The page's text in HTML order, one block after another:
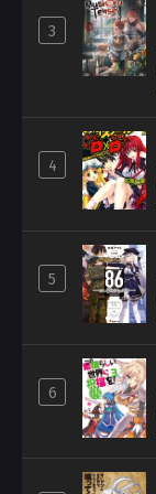
3
4
5
6